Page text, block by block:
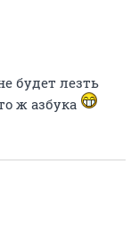
будет лезть
ж азбука